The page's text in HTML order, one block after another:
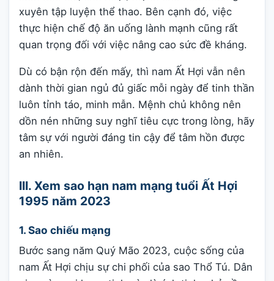
xuyên tập luyện thể thao. Bên cạnh đó, việc
thực hiện chế độ ăn uống lành mạnh cũng rất
quan trọng đối với việc nâng cao sức đề kháng.
Dù có bận rộn đến mấy, thì nam Ất Hợi vẫn nên
dành thời gian ngủ đủ giấc mỗi ngày để tinh thần
luôn tỉnh táo, minh mẫn. Mệnh chủ không nên
dồn nén những suy nghĩ tiêu cực trong lòng, hãy
tâm sự với người đáng tin cậy để tâm hồn được
an nhiên.
III. Xem sao hạn nam mạng tuổi Ất Hợi
1995 năm 2023
1. Sao chiếu mạng
Bước sang năm Quý Mão 2023, cuộc sống của
nam Ất Hợi chịu sự chi phối của sao Thổ Tú. Dân